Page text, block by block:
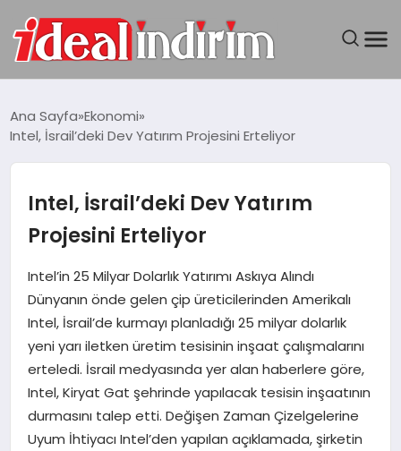
BILGISAYAR
DÜNYA
SEYAHAT
TEKNOLOJI
YAŞAM
Ana Sayfa Ekonomi
Intel, İsrail’deki Dev Yatırım Projesini Erteliyor
Intel, İsrail’deki Dev Yatırım
Projesini Erteliyor
Intel’in 25 Milyar Dolarlık Yatırımı Askıya Alındı
Dünyanın önde gelen çip üreticilerinden Amerikalı
Intel, İsrail’de kurmayı planladığı 25 milyar dolarlık
yeni yarı iletken üretim tesisinin inşaat çalışmalarını
erteledi. İsrail medyasında yer alan haberlere göre,
Intel, Kiryat Gat şehrinde yapılacak tesisin inşaatının
durmasını talep etti. Değişen Zaman Çizelgelerine
Uyum İhtiyacı Intel’den yapılan açıklamada, şirketin